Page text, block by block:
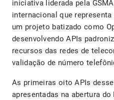
iniciativa liderada pela
internacional que
um projeto batizado como
desenvolvendo APIs
recursos das redes de
validação de número
As primeiras oito APIs
apresentadas na abertura